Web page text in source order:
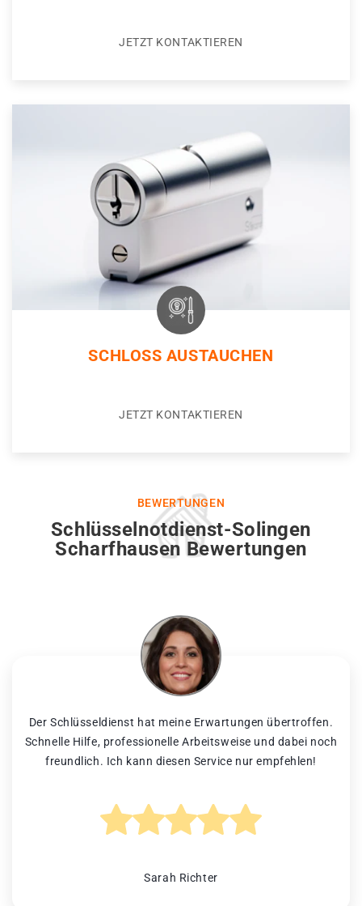
JETZT KONTAKTIEREN
SCHLOSS AUSTAUCHEN
JETZT KONTAKTIEREN
BEWERTUNGEN
Schlüsselnotdienst-Solingen
Scharfhausen Bewertungen
Der Schlüsseldienst hat meine Erwartungen übertroffen.
Schnelle Hilfe, professionelle Arbeitsweise und dabei noch
freundlich. Ich kann diesen Service nur empfehlen!
Sarah Richter